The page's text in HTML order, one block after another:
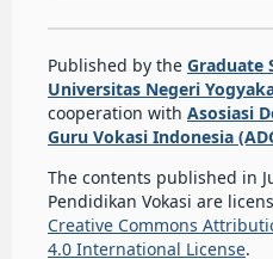
Published by the Graduate
Universitas Negeri
cooperation with Asosiasi
Guru Vokasi Indonesia
The contents published in
Pendidikan Vokasi are
Creative Commons
4.0 International License.